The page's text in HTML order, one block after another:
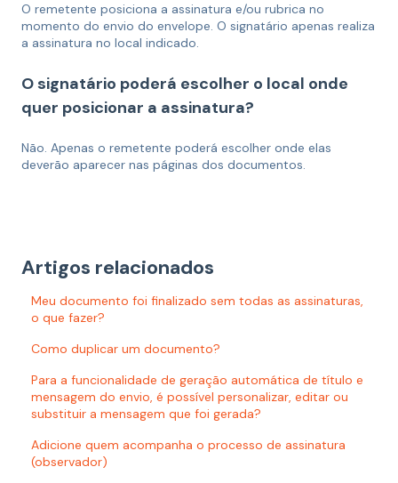
O remetente posiciona a assinatura e/ou rubrica no
momento do envio do envelope. O signatário apenas realiza
a assinatura no local indicado.
O signatário poderá escolher o local onde
quer posicionar a assinatura?
Não. Apenas o remetente poderá escolher onde elas
deverão aparecer nas páginas dos documentos.
Artigos relacionados
Meu documento foi finalizado sem todas as assinaturas,
o que fazer?
Como duplicar um documento?
Para a funcionalidade de geração automática de título e
mensagem do envio, é possível personalizar, editar ou
substituir a mensagem que foi gerada?
Adicione quem acompanha o processo de assinatura
(observador)